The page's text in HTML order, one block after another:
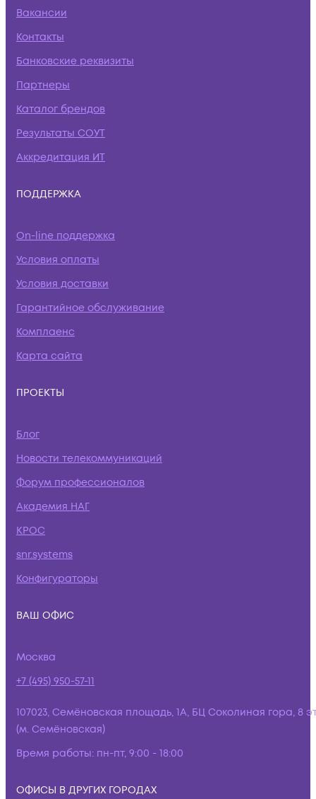
Вакансии
Контакты
Банковские реквизиты
Партнеры
Каталог брендов
Результаты СОУТ
Аккредитация ИТ
ПОДДЕРЖКА
On-line поддержка
Условия оплаты
Условия доставки
Гарантийное обслуживание
Комплаенс
Карта сайта
ПРОЕКТЫ
Блог
Новости телекоммуникаций
Форум профессионалов
Академия НАГ
КРОС
snr.systems
Конфигураторы
ВАШ ОФИС
Москва
+7 (495) 950-57-11
107023, Семёновская площадь, 1А, БЦ Соколиная гора, 8
(м. Семёновская)
Время работы: пн-пт, 9:00 - 18:00
ОФИСЫ В ДРУГИХ ГОРОДАХ